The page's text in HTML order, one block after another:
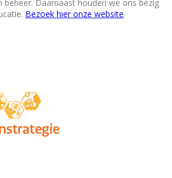
beheer. Daarnaast houden we ons bezig
Bezoek hier onze website.